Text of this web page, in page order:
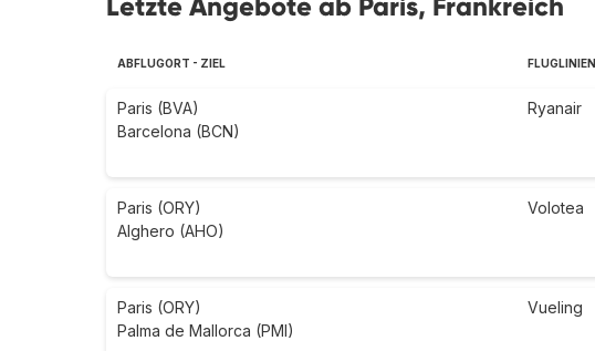
Letzte Angebote ab Paris, Frankreich
ABFLUGORT - ZIEL FLUGLINIEN
Paris (BVA)
Barcelona (BCN)
Ryanair
Paris (ORY)
Alghero (AHO)
Volotea
Paris (ORY)
Palma de Mallorca (PMI)
Vueling